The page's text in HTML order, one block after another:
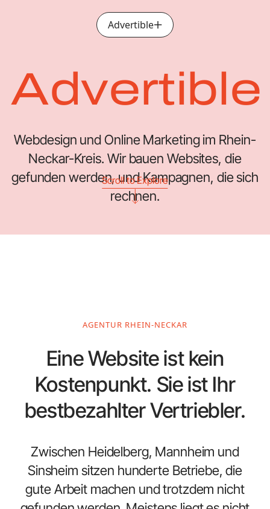
Advertible
Menü öffnen
Advertible
Webdesign und Online Marketing im Rhein-
Neckar-Kreis. Wir bauen Websites, die
gefunden werden, und Kampagnen, die sich
rechnen.
Scroll to Explore
AGENTUR RHEIN-NECKAR
Eine Website ist kein
Kostenpunkt. Sie ist Ihr
bestbezahlter Vertriebler.
Zwischen Heidelberg, Mannheim und
Sinsheim sitzen hunderte Betriebe, die
gute Arbeit machen und trotzdem nicht